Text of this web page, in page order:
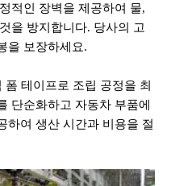
적인 장벽을 제공하여 물,
을 방지합니다. 당사의 고
을 보장하세요.
폼 테이프로 조립 공정을 최
단순화하고 자동차 부품에
하여 생산 시간과 비용을 절